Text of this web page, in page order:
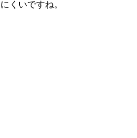
くいですね。